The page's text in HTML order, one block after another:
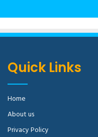
Quick Links
Home
About us
Privacy Policy